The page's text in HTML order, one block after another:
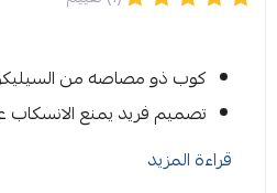
كوب ذو مصاصه من
تصميم فريد يمنع الانسكاب
االاغلاق
قراءة المزيد